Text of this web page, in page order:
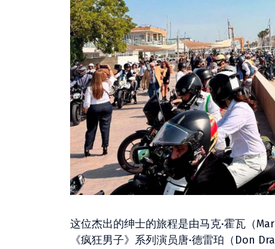
这位杰出的绅士的旅程是由马克·霍瓦（
《疯狂男子》系列演员唐·德雷珀（Don